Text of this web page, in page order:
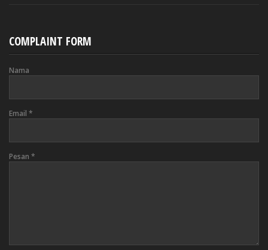
COMPLAINT FORM
Nama
Email *
Pesan *